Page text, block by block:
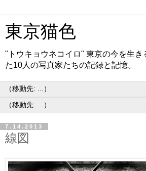
東京猫色
"トウキョウネコイロ" 東京の今を生き
た10人の写真家たちの記録と記憶。
7.14.2013
線図